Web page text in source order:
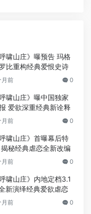
呼啸山庄》曝预告 玛格
比重构经典爱恨史诗
月前 0
呼啸山庄》曝中国独家
爱欲深重经典新诠释
月前 0
呼啸山庄》首曝幕后特
秘经典虐恋全新改编
月前 0
呼啸山庄》内地定档3.1
新演绎经典爱欲虐恋
月前 0